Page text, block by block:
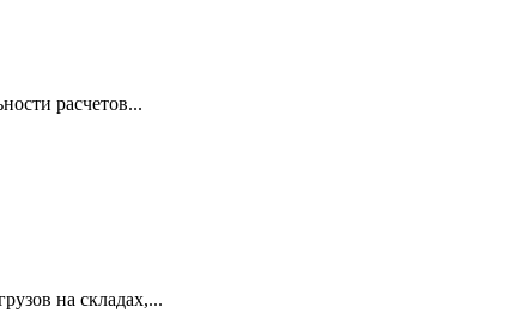
расчетов...
на складах,...